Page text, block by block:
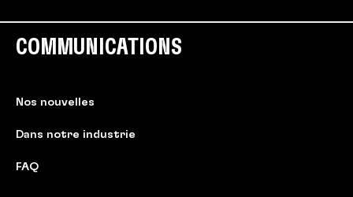
COMMUNICATIONS
Nos nouvelles
Dans notre industrie
FAQ